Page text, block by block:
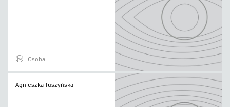
Osoba
Tuszyńska
Agnieszka Tuszyńska